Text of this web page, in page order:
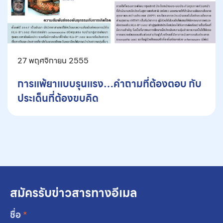
27 พฤศจิกายน 2555
การแพ้ยาแบบรุนแรง…คำถามที่ต้องตอบ กับ
ประเด็นที่ต้องขบคิด
สมัครรับข่าวสารทางอีเมล
ชื่อ*